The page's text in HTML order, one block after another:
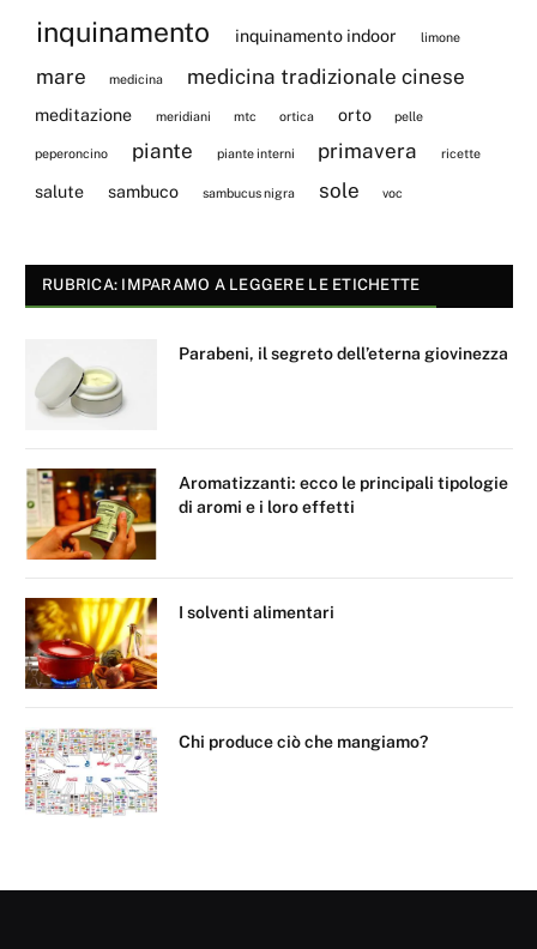
inquinamento inquinamento indoor limone
mare medicina medicina tradizionale cinese
meditazione meridiani mtc ortica orto pelle
peperoncino piante piante interni primavera ricette
salute sambuco sambucus nigra sole voc
RUBRICA: IMPARAMO A LEGGERE LE ETICHETTE
Parabeni, il segreto dell’eterna giovinezza
Aromatizzanti: ecco le principali tipologie
di aromi e i loro effetti
I solventi alimentari
Chi produce ciò che mangiamo?